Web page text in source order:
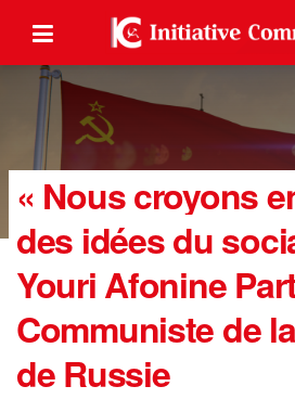
« Nous croyons
des idées du
Youri Afonine
Communiste de
de Russie